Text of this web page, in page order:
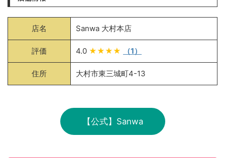
店名 Sanwa 大村本店
評価 4.0 ★★★★ （1）
住所 大村市東三城町4-13
【公式】Sanwa